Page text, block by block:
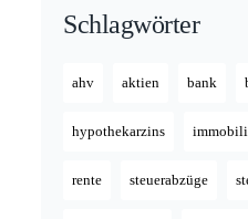
Schlagwörter
ahv aktien bank
hypothekarzins
rente steuerabzüge